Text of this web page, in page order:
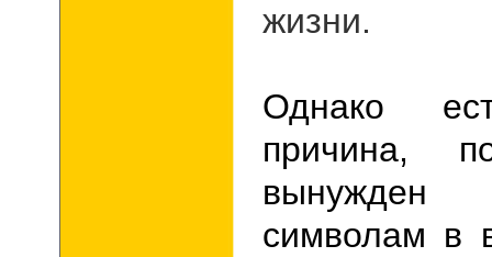
жизни.
Однако
причина,
вынужден
символам в